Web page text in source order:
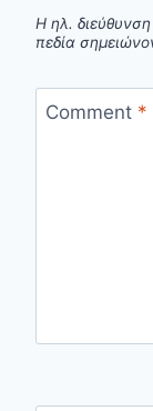
Η ηλ. διεύθυνση
πεδία
Comment *